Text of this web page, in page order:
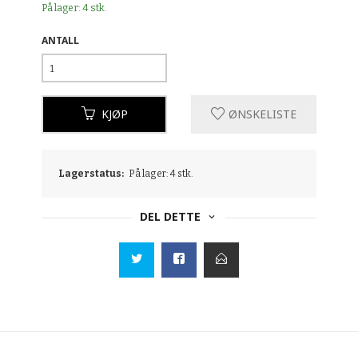
På lager: 4 stk.
ANTALL
KJØP ØNSKELISTE
Lagerstatus: På lager: 4 stk.
DEL DETTE